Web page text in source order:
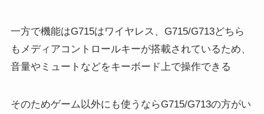
一方で機能はG715はワイヤレス、G715/G713どちら
もメディアコントロールキーが搭載されているため、
音量やミュートなどをキーボード上で操作できる
そのためゲーム以外にも使うならG715/G713の方がい